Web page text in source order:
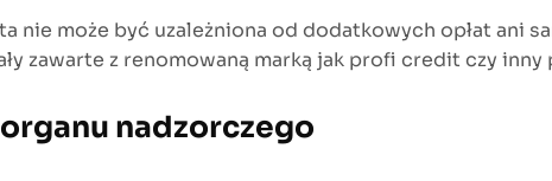
nie może być uzależniona od dodatkowych opłat ani
zawarte z renomowaną marką jak profi credit czy
nadzorczego